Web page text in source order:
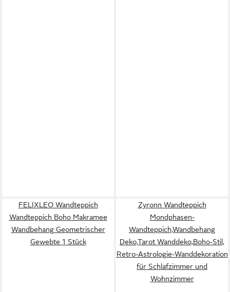
FELIXLEO Wandteppich
Wandteppich Boho Makramee
Wandbehang Geometrischer
Gewebte 1 Stück
Zyronn Wandteppich
Mondphasen-
Wandteppich,Wandbehang
Deko,Tarot Wanddeko,Boho-Stil,
Retro-Astrologie-Wanddekoration
für Schlafzimmer und
Wohnzimmer